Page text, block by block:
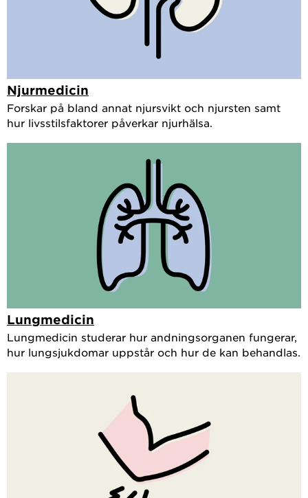
Njurmedicin
Forskar på bland annat njursvikt och njursten samt
hur livsstilsfaktorer påverkar njurhälsa.
Lungmedicin
Lungmedicin studerar hur andningsorganen fungerar,
hur lungsjukdomar uppstår och hur de kan behandlas.​